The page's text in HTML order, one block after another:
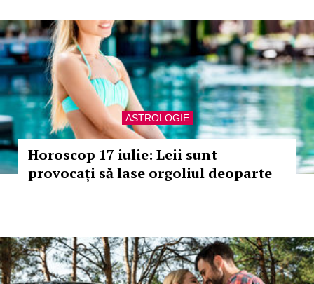
ASTROLOGIE
Horoscop 17 iulie: Leii sunt
provocați să lase orgoliul deoparte